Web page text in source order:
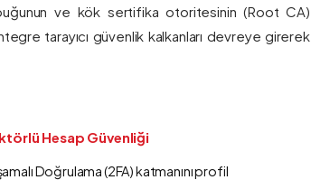
ve kök sertifika otoritesinin (Root CA)
tarayıcı güvenlik kalkanları devreye girerek
Hesap Güvenliği
Doğrulama (2FA) katmanını profil